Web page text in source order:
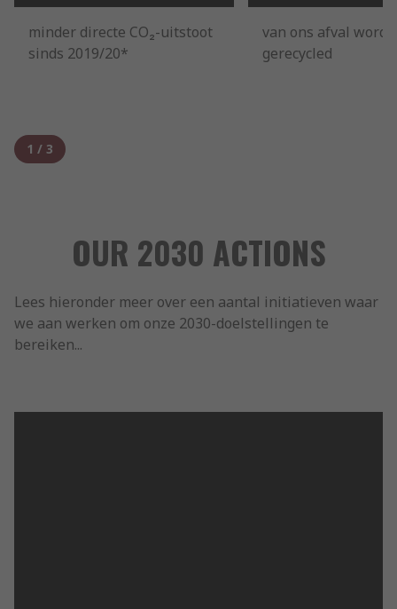
minder directe CO₂-uitstoot
sinds 2019/20*
van ons afval wordt
gerecycled
1 / 3
OUR 2030 ACTIONS
Lees hieronder meer over een aantal initiatieven waar
we aan werken om onze 2030-doelstellingen te
bereiken...